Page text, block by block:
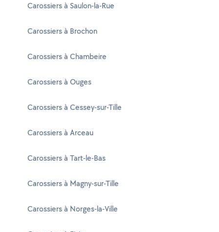
Carossiers à Saulon-la-Rue
Carossiers à Brochon
Carossiers à Chambeire
Carossiers à Ouges
Carossiers à Cessey-sur-Tille
Carossiers à Arceau
Carossiers à Tart-le-Bas
Carossiers à Magny-sur-Tille
Carossiers à Norges-la-Ville